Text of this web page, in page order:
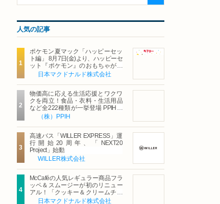
人気の記事
ポケモン夏マック「ハッピーセッ
ト編」 8月7日(金)より、ハッピーセ
ット『ポケモン』のおもちゃが期
間限定登場
日本マクドナルド株式会社
物価高に応える生活応援とワクワ
クを両立！食品・衣料・生活用品
など全222種類が一挙登場 PPIHグ
ループ「夏福袋」＆セール 8月6日
(木)より順次スタート
（株）PPIH
高速バス「WILLER EXPRESS」運
行開始20周年、「NEXT20
Project」始動
WILLER株式会社
McCaféの人気レギュラー商品フラ
ッペ＆スムージーが初のリニュー
アル！「クッキー＆クリームチョ
コフラッペ」「マンゴースムージ
日本マクドナルド株式会社